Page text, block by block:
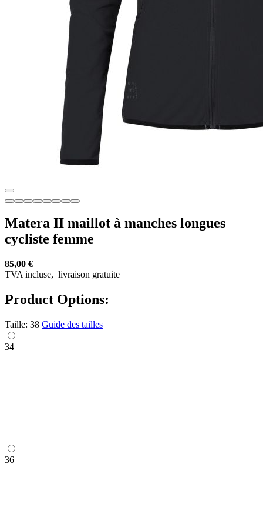
Matera II maillot à manches longues
cycliste femme
85,00 €
TVA incluse, livraison gratuite
Product Options:
Taille: 38 Guide des tailles
34
36